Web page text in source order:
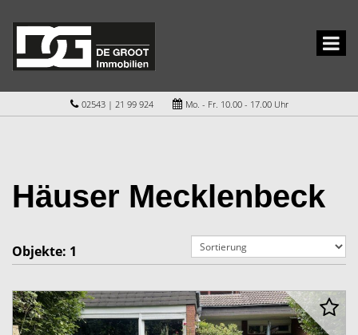
02543 | 21 99 924 Mo. - Fr. 10.00 - 17.00 Uhr
Häuser Mecklenbeck
Objekte: 1